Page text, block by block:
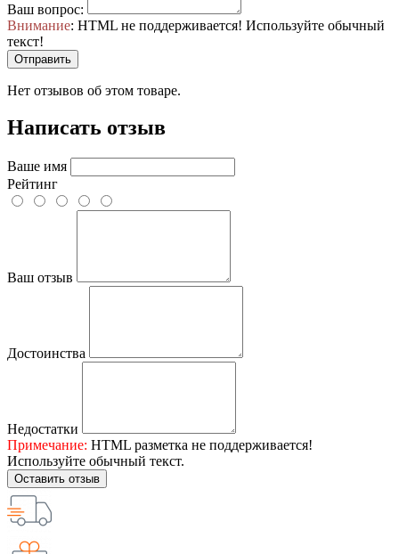
Ваш вопрос:
Внимание: HTML не поддерживается! Используйте обычный
текст!
Отправить
Нет отзывов об этом товаре.
Написать отзыв
Ваше имя
Рейтинг
Ваш отзыв
Достоинства
Недостатки
Примечание: HTML разметка не поддерживается!
Используйте обычный текст.
Оставить отзыв